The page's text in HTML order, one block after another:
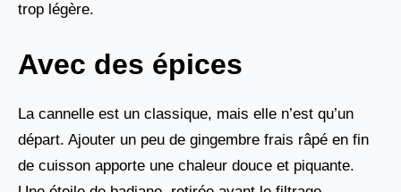
trop légère.
Avec des épices
La cannelle est un classique, mais elle n’est qu’un
départ. Ajouter un peu de gingembre frais râpé en fin
de cuisson apporte une chaleur douce et piquante.